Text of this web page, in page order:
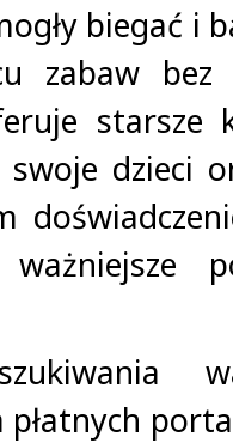
biegać i
zabaw bez
starsze
swoje dzieci